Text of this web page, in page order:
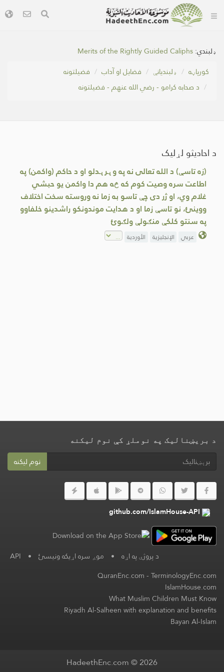
ډلبندي:Merits of the Rightly Guided Caliphs
کور‌پاڼه
ډلبندیانې فضایل او آداب
فضیلتونه
د صحابه کرامو - رضي الله عنهم - فضیلتونه
د احادیثو لړلیک
(زه تاسې) د الله تعالی نه په وېرېدلو او د حاکم (واکمن) په
اطاعت سره وصیت کوم که څه هم دا واکمن یو حبشي
غلام وي، او ژر دی چې تاسو به زما نه وروسته سخت اختلاف
ووینئ، نو تاسې زما او د هدایت موندونکو راشدینو خلفاوو
په سنتو کلکې منګولې ولګوئ
عربي الإنجليزية الأوردية
د بریښنالیک په نوملړ کې نوم لیکنه
نوم لیکنه
github.com/IslamHouse-API
د پروژې په اړه • موږ سره اړیکه ونیسئ •
API
QuranEnc.com-TerminologyEnc.com
IslamHouse.com
What Muslim Children Must Know
Riyadh Al-Salheen with explanation and benefits
Bayan Al-Islam
HadeethEnc.com © 2026